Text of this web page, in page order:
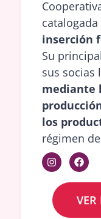
inserción
Su
sus socias l
mediante
los
régimen
VER